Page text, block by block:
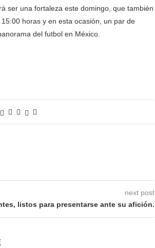
ser una fortaleza este domingo, que también
horas y en esta ocasión, un par de
del futbol en México.
next post
listos para presentarse ante su afición.